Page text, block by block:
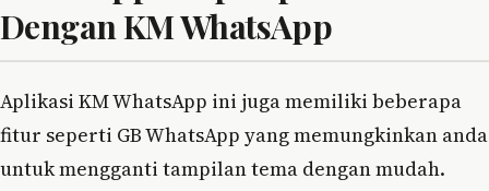
Dengan KM WhatsApp
Aplikasi KM WhatsApp ini juga memiliki beberapa
fitur seperti GB WhatsApp yang memungkinkan anda
untuk mengganti tampilan tema dengan mudah.